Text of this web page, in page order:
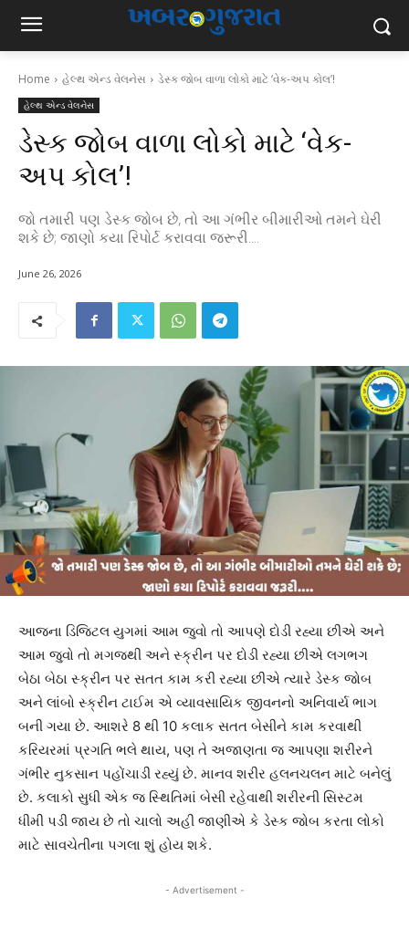
Home હેલ્થ એન્ડ વેલનેસ ડેસ્ક જોબ વાળા લોકો માટે ‘વેક-અપ કોલ’!
હેલ્થ એન્ડ વેલનેસ
ડેસ્ક જોબ વાળા લોકો માટે ‘વેક-
અપ કોલ’!
જો તમારી પણ ડેસ્ક જોબ છે, તો આ ગંભીર બીમારીઓ તમને ઘેરી
શકે છે; જાણો કયા રિપોર્ટ કરાવવા જરૂરી....
June 26, 2026
આજના ડિજિટલ યુગમાં આમ જુવો તો આપણે દોડી રહ્યા છીએ અને
આમ જુવો તો મગજથી અને સ્ક્રીન પર દોડી રહ્યા છીએ લગભગ
બેઠા બેઠા સ્ક્રીન પર સતત કામ કરી રહ્યા છીએ ત્યારે ડેસ્ક જોબ
અને લાંબો સ્ક્રીન ટાઈમ એ વ્યાવસાયિક જીવનનો અનિવાર્ય ભાગ
બની ગયા છે. આશરે 8 થી 10 કલાક સતત બેસીને કામ કરવાથી
કરિયરમાં પ્રગતિ ભલે થાય, પણ તે અજાણતા જ આપણા શરીરને
ગંભીર નુકસાન પહોંચાડી રહ્યું છે. માનવ શરીર હલનચલન માટે બનેલું
છે. કલાકો સુધી એક જ સ્થિતિમાં બેસી રહેવાથી શરીરની સિસ્ટમ
ધીમી પડી જાય છે તો ચાલો અહી જાણીએ કે ડેસ્ક જોબ કરતા લોકો
માટે સાવચેતીના પગલા શું હોય શકે.
- Advertisement -